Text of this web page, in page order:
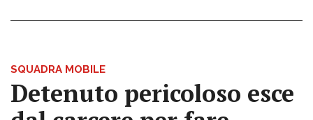
SQUADRA MOBILE
Detenuto pericoloso esce